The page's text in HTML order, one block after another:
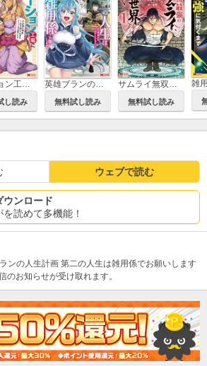
し読み 無料試し読み 無料試し読み
ウェブで読む
ウンロード
読めて多機能！
ンの人生計画 第二の人生は雑用係でお願いします
のお知らせが受け取れます。